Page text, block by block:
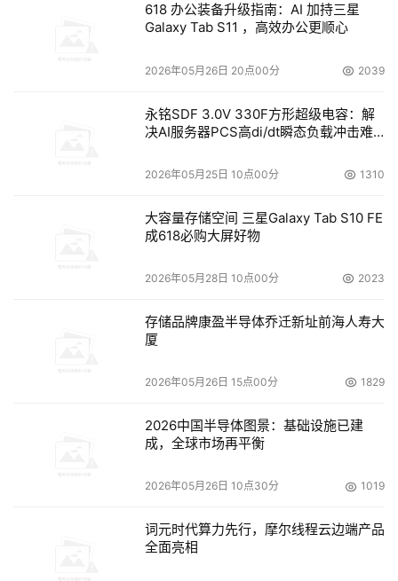
某集团IDC数据管理案例
务系统的应用深入，其对数据容量及安全可靠性有了更高的
要求。目前该集团已经引入了SAN结构海量存储系统，构造
了一个满足数据按年成倍增长的一个存储架构。但随着该集
信息系统的建设，使得数据管理的难度越来越大。显然，必
在这个针对某集团的IDC系统备份方案里，富士通主要为
2）离线存储使历史数据存储到IDC存储中心磁带库；
3）近线存储用硬盘作为高速缓冲池将磁带库的历史数据
4）支持LAN-Free（无需局域网干预）和Server-Less
618 办公装备升级指南：AI 加持三星
Galaxy Tab S11 ，高效办公更顺心
2026年05月26日 20点00分 2039
永铭SDF 3.0V 330F方形超级电容：解
决AI服务器PCS高di/dt瞬态负载冲击难
2026年05月25日 10点00分 1310
大容量存储空间 三星Galaxy Tab S10 FE
成618必购大屏好物
2026年05月28日 10点00分 2023
存储品牌康盈半导体乔迁新址前海人寿大
厦
2026年05月26日 15点00分 1829
2026中国半导体图景：基础设施已建
成，全球市场再平衡
2026年05月26日 10点30分 1019
词元时代算力先行，摩尔线程云边端产品
全面亮相